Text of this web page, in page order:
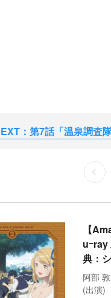
：第7話「温泉調査
【
uｰray
典：
阿部
(出演)